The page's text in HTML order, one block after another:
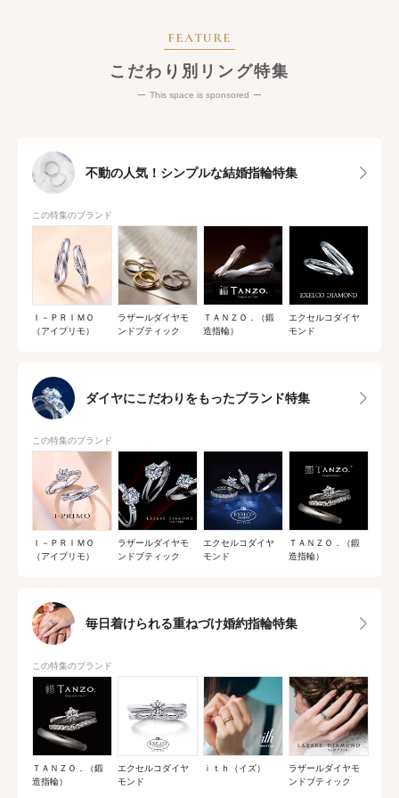
FEATURE
こだわり別リング特集
This space is sponsored
不動の人気！シンプルな結婚指輪特集
この特集のブランド
Ｉ－ＰＲＩＭＯ
（アイプリモ）
ラザールダイヤモ
ンドブティック
ＴＡＮＺＯ．（鍛
造指輪）
エクセルコダイヤ
モンド
ダイヤにこだわりをもったブランド特集
この特集のブランド
Ｉ－ＰＲＩＭＯ
（アイプリモ）
ラザールダイヤモ
ンドブティック
エクセルコダイヤ
モンド
ＴＡＮＺＯ．（鍛
造指輪）
毎日着けられる重ねづけ婚約指輪特集
この特集のブランド
ＴＡＮＺＯ．（鍛
造指輪）
エクセルコダイヤ
モンド
ｉｔｈ（イズ）
ラザールダイヤモ
ンドブティック